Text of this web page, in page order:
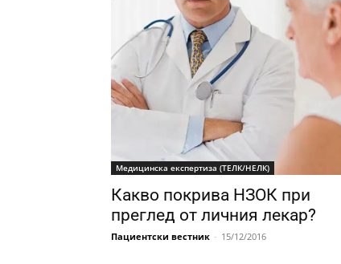
Медицинска експертиза (ТЕЛК/НЕЛК)
Какво покрива НЗОК при
преглед от личния лекар?
Пациентски вестник - 15/12/2016